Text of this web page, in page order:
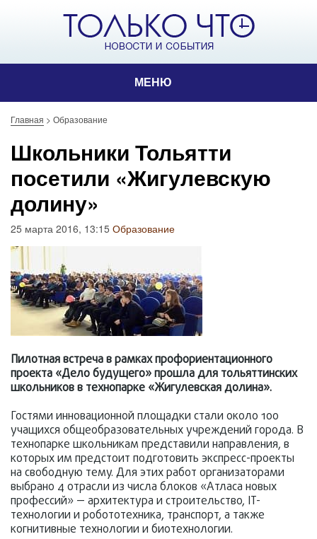
МЕНЮ
Главная > Образование
Школьники Тольятти
посетили «Жигулевскую
долину»
25 марта 2016, 13:15 Образование
Пилотная встреча в рамках профориентационного
проекта «Дело будущего» прошла для тольяттинских
школьников в технопарке «Жигулевская долина».
Гостями инновационной площадки стали около 100
учащихся общеобразовательных учреждений города. В
технопарке школьникам представили направления, в
которых им предстоит подготовить экспресс-проекты
на свободную тему. Для этих работ организаторами
выбрано 4 отрасли из числа блоков «Атласа новых
профессий» — архитектура и строительство, IT-
технологии и робототехника, транспорт, а также
когнитивные технологии и биотехнологии.